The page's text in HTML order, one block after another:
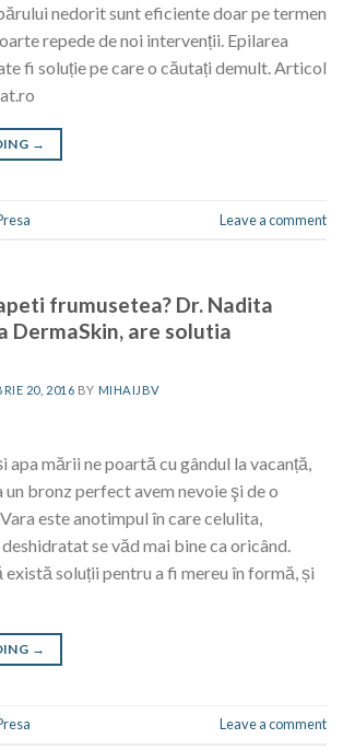
nedorit sunt eficiente doar pe termen
repede de noi intervenții. Epilarea
fi soluție pe care o căutați demult. Articol
→
Leave a comment
frumusetea? Dr. Nadita
DermaSkin, are solutia
20, 2016 BY MIHAIJBV
apa mării ne poartă cu gândul la vacanță,
un bronz perfect avem nevoie şi de o
este anotimpul în care celulita,
se văd mai bine ca oricând.
soluții pentru a fi mereu în formă, și
→
Leave a comment